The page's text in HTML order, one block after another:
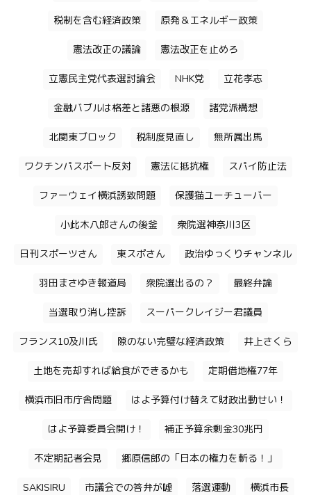
税制を含む経済政策 原発＆エネルギー政策
憲法改正の議論 憲法改正を止めろ
立憲民主党代表選討論会 NHK党 立花孝志
金融バブルは格差と諸悪の根源 諸党派構想
北関東ブロック 税制度見直し 無所属出馬
ワクチンパスポート反対 憲法に抵抗権 スパイ防止法
ファーウェイ横浜誘致問題 保護猫ユーチューバー
小此木八郎さんの後釜 衆院選神奈川3区
日刊スポーツさん 東スポさん 政治ゆっくりチャンネル
羽田まさゆき報道局 衆院選出るの？ 最終弁論
当選取り消し控訴 スーパークレイジー君議員
フランス10及川氏 隙のない完璧な経済政策 井上さくら
土地を売却すれば給食ができるかも 定期借地権77年
横浜市旧市庁舎問題 はよ予算付け替えて財政出動せい！
はよ予算委員会開け！ 補正予算余剰金30兆円
不定期記者会見 郷原信郎の「日本の権力を斬る！」
SAKISIRU 市議会での答弁が嘘 落選運動 横浜市長